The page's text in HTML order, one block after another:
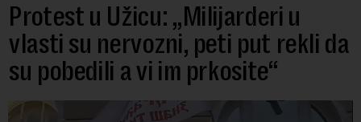
Protest u Užicu: „Milijarderi u
vlasti su nervozni, peti put rekli da
su pobedili a vi im prkosite“